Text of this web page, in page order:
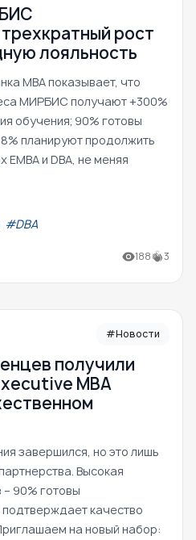
рост
лояльность
MBA показывает, что
МИРБИС получают +300%
обучения; 90% готовы
планируют продолжить
и DBA, не меняя
#DBA
188 3
#Новости
получили
MBA
завершился, но это лишь
Высокая
– 90% готовы
качество
на новый набор: